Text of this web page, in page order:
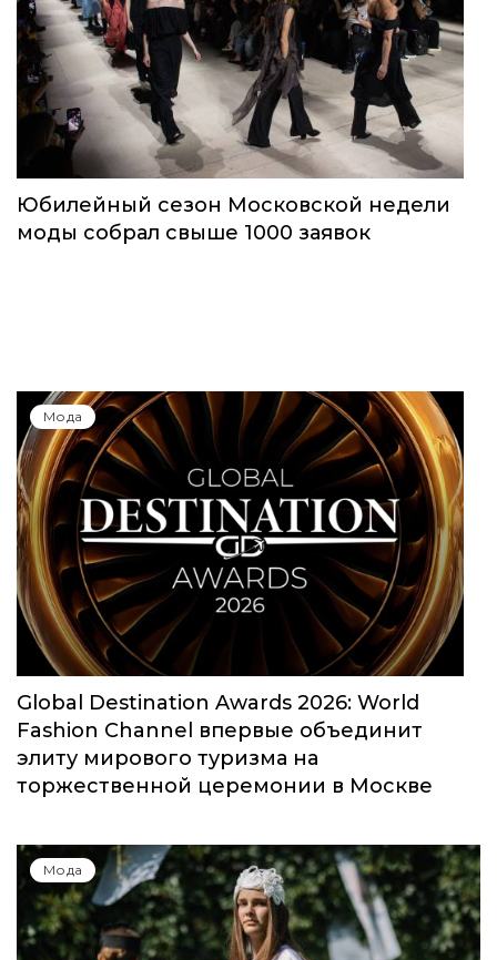
Юбилейный сезон Московской недели
моды собрал свыше 1000 заявок
Мода
Global Destination Awards 2026: World
Fashion Channel впервые объединит
элиту мирового туризма на
торжественной церемонии в Москве
Мода